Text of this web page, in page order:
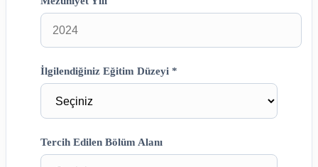
İlgilendiğiniz Eğitim Düzeyi *
Tercih Edilen Bölüm Alanı